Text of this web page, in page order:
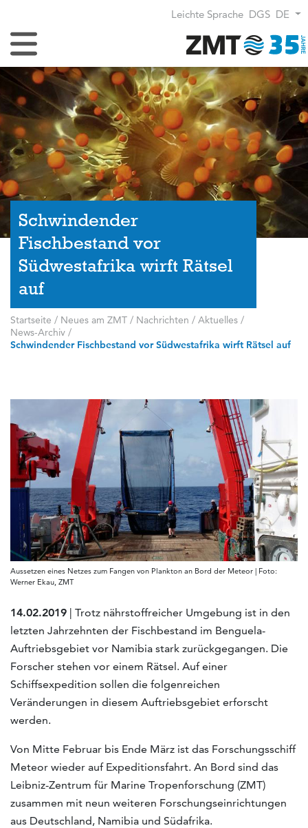
Leichte Sprache DGS DE
Navigation umschalten
Schwindender
Fischbestand vor
Südwestafrika wirft Rätsel
auf
Startseite / Neues am ZMT / Nachrichten / Aktuelles /
News-Archiv /
Schwindender Fischbestand vor Südwestafrika wirft Rätsel auf
Aussetzen eines Netzes zum Fangen von Plankton an Bord der Meteor | Foto:
Werner Ekau, ZMT
14.02.2019 | Trotz nährstoffreicher Umgebung ist in den
letzten Jahrzehnten der Fischbestand im Benguela-
Auftriebsgebiet vor Namibia stark zurückgegangen. Die
Forscher stehen vor einem Rätsel. Auf einer
Schiffsexpedition sollen die folgenreichen
Veränderungen in diesem Auftriebsgebiet erforscht
werden.
Von Mitte Februar bis Ende März ist das Forschungsschiff
Meteor wieder auf Expeditionsfahrt. An Bord sind das
Leibniz-Zentrum für Marine Tropenforschung (ZMT)
zusammen mit neun weiteren Forschungseinrichtungen
aus Deutschland, Namibia und Südafrika.